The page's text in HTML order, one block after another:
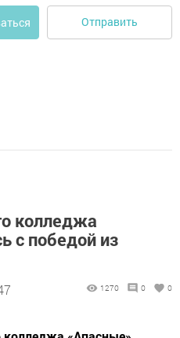
Отправить
колледжа
с победой из
1270 0 0